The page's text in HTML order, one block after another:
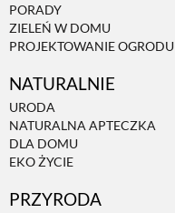
PORADY
ZIELEŃ W DOMU
PROJEKTOWANIE OGRODU
NATURALNIE
URODA
NATURALNA APTECZKA
DLA DOMU
EKO ŻYCIE
PRZYRODA